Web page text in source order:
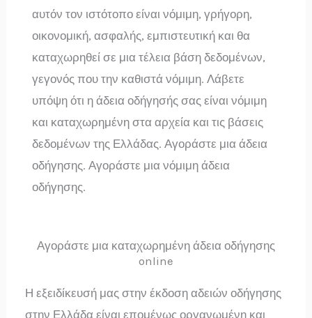
αυτόν τον ιστότοπο είναι νόμιμη, γρήγορη,
οικονομική, ασφαλής, εμπιστευτική και θα
καταχωρηθεί σε μια τέλεια βάση δεδομένων,
γεγονός που την καθιστά νόμιμη. Λάβετε
υπόψη ότι η άδεια οδήγησής σας είναι νόμιμη
και καταχωρημένη στα αρχεία και τις βάσεις
δεδομένων της Ελλάδας. Αγοράστε μια άδεια
οδήγησης. Αγοράστε μια νόμιμη άδεια
οδήγησης.
Αγοράστε μια καταχωρημένη άδεια οδήγησης
online
Η εξειδίκευσή μας στην έκδοση αδειών οδήγησης
στην Ελλάδα είναι επομένως οργανωμένη και